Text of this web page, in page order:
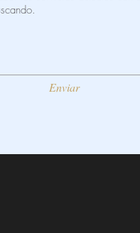
Enviar